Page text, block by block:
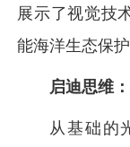
展示了视觉技
能海洋生态保
启迪思维
从基础的